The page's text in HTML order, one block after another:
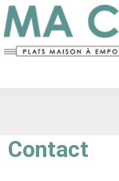
Aller
au
contenu
Contact